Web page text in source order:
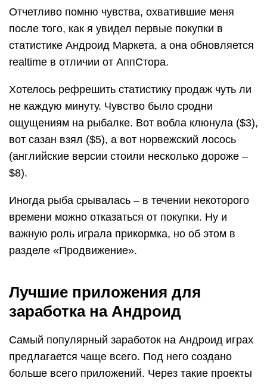
Отчетливо помню чувства, охватившие меня
после того, как я увидел первые покупки в
статистике Андроид Маркета, а она обновляется
realtime в отличии от АппСтора.
Хотелось рефрешить статистику продаж чуть ли
не каждую минуту. Чувство было сродни
ощущениям на рыбалке. Вот вобла клюнула ($3),
вот сазан взял ($5), а вот норвежский лосось
(английские версии стоили несколько дороже –
$8).
Иногда рыба срывалась – в течении некоторого
времени можно отказаться от покупки. Ну и
важную роль играла прикормка, но об этом в
разделе «Продвижение».
Лучшие приложения для
заработка на Андроид
Самый популярный заработок на Андроид играх
предлагается чаще всего. Под него создано
больше всего приложений. Через такие проекты